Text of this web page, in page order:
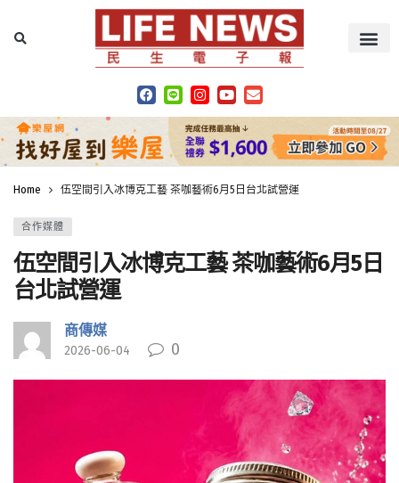
Home 伍空間引入冰博克工藝 茶咖藝術6月5日台北試營運
合作媒體
伍空間引入冰博克工藝 茶咖藝術6月5日
台北試營運
商傳媒
2026-06-04 0